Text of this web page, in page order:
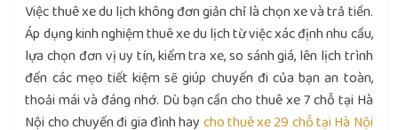
Việc thuê xe du lịch không đơn giản chỉ là chọn xe và trả tiền.
Áp dụng kinh nghiệm thuê xe du lịch từ việc xác định nhu cầu,
lựa chọn đơn vị uy tín, kiểm tra xe, so sánh giá, lên lịch trình
đến các mẹo tiết kiệm sẽ giúp chuyến đi của bạn an toàn,
thoải mái và đáng nhớ. Dù bạn cần cho thuê xe 7 chỗ tại Hà
Nội cho chuyến đi gia đình hay cho thuê xe 29 chỗ tại Hà Nội